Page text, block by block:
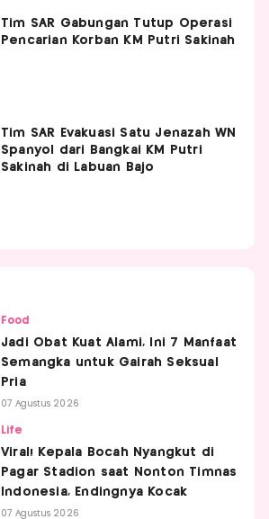
Tim SAR Gabungan Tutup Operasi
Pencarian Korban KM Putri Sakinah
Tim SAR Evakuasi Satu Jenazah WN
Spanyol dari Bangkai KM Putri
Sakinah di Labuan Bajo
Food
Jadi Obat Kuat Alami, Ini 7 Manfaat
Semangka untuk Gairah Seksual
Pria
07 Agustus 2026
Life
Viral! Kepala Bocah Nyangkut di
Pagar Stadion saat Nonton Timnas
Indonesia, Endingnya Kocak
07 Agustus 2026